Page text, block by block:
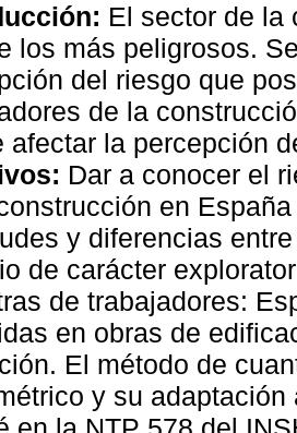
El sector de la
los más peligrosos.
del riesgo que
de la
afectar la percepción
Dar a conocer el
en
y diferencias
de carácter
de trabajadores:
en obras de
El método de
y su